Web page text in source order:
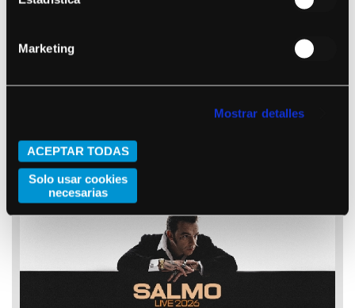
Marketing
Mostrar detalles
ACEPTAR TODAS
Solo usar cookies
necesarias
See details
Salmo